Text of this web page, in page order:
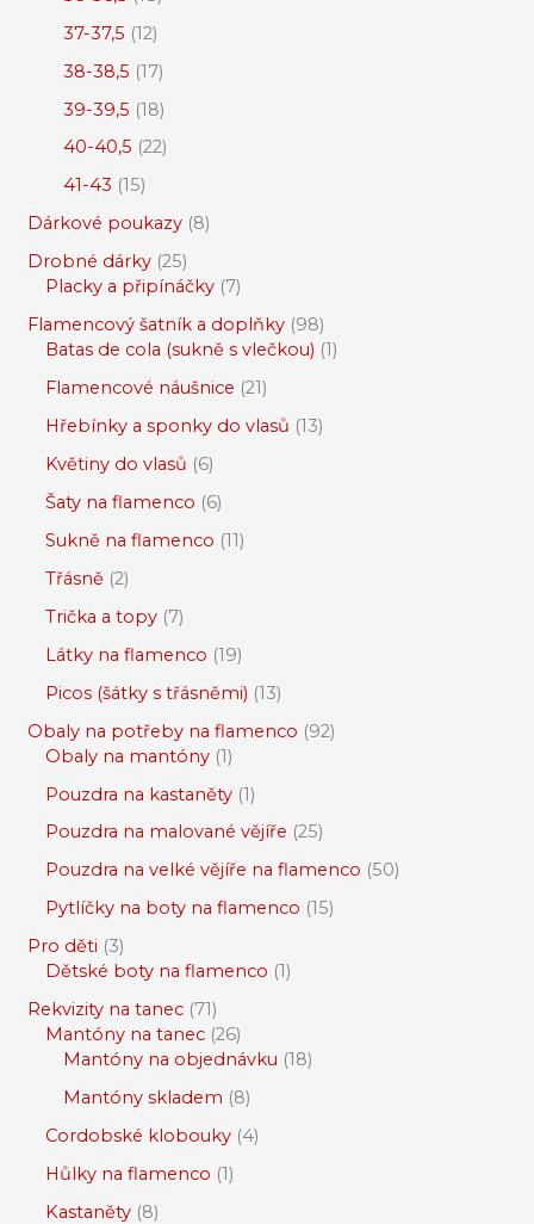
37-37,5 12
38-38,5 17
39-39,5 18
40-40,5 22
41-43 15
Dárkové poukazy 8
Drobné dárky 25
Placky a připínáčky 7
Flamencový šatník a doplňky 98
Batas de cola (sukně s vlečkou) 1
Flamencové náušnice 21
Hřebínky a sponky do vlasů 13
Květiny do vlasů 6
Šaty na flamenco 6
Sukně na flamenco 11
Třásně 2
Trička a topy 7
Látky na flamenco 19
Picos (šátky s třásněmi) 13
Obaly na potřeby na flamenco 92
Obaly na mantóny 1
Pouzdra na kastaněty 1
Pouzdra na malované vějíře 25
Pouzdra na velké vějíře na flamenco 50
Pytlíčky na boty na flamenco 15
Pro děti 3
Dětské boty na flamenco 1
Rekvizity na tanec 71
Mantóny na tanec 26
Mantóny na objednávku 18
Mantóny skladem 8
Cordobské klobouky 4
Hůlky na flamenco 1
Kastaněty 8